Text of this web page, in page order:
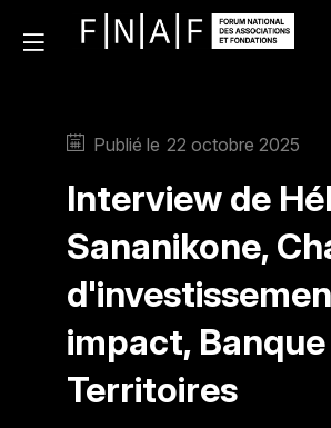
Publié le 22 octobre 2025
Interview de
Sananikone,
impact,
Territoires